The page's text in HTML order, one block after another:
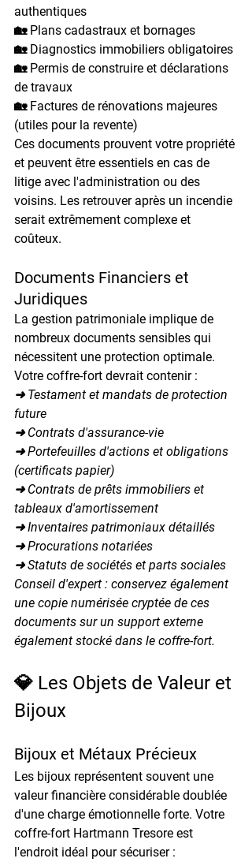
authentiques
🏡 Plans cadastraux et bornages
🏡 Diagnostics immobiliers obligatoires
🏡 Permis de construire et déclarations
de travaux
🏡 Factures de rénovations majeures
(utiles pour la revente)
Ces documents prouvent votre propriété
et peuvent être essentiels en cas de
litige avec l'administration ou des
voisins. Les retrouver après un incendie
serait extrêmement complexe et
coûteux.
Documents Financiers et
Juridiques
La gestion patrimoniale implique de
nombreux documents sensibles qui
nécessitent une protection optimale.
Votre coffre-fort devrait contenir :
➜ Testament et mandats de protection
future
➜ Contrats d'assurance-vie
➜ Portefeuilles d'actions et obligations
(certificats papier)
➜ Contrats de prêts immobiliers et
tableaux d'amortissement
➜ Inventaires patrimoniaux détaillés
➜ Procurations notariées
➜ Statuts de sociétés et parts sociales
Conseil d'expert : conservez également
une copie numérisée cryptée de ces
documents sur un support externe
également stocké dans le coffre-fort.
💎 Les Objets de Valeur et
Bijoux
Bijoux et Métaux Précieux
Les bijoux représentent souvent une
valeur financière considérable doublée
d'une charge émotionnelle forte. Votre
coffre-fort Hartmann Tresore est
l'endroit idéal pour sécuriser :